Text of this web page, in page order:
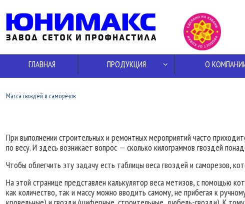
ГЛАВНАЯ ПРОДУКЦИЯ О
Масса гвоздей и саморезов
При выполнении строительных и ремонтных мероприятий часто
по весу. И здесь возникает вопрос — сколько килограммов гвоздей
Чтобы облегчить эту задачу есть таблицы веса гвоздей и саморезов,
На этой странице представлен калькулятор веса метизов, с помощью
как количество, так и массу можно вводить самому, не прибегая к